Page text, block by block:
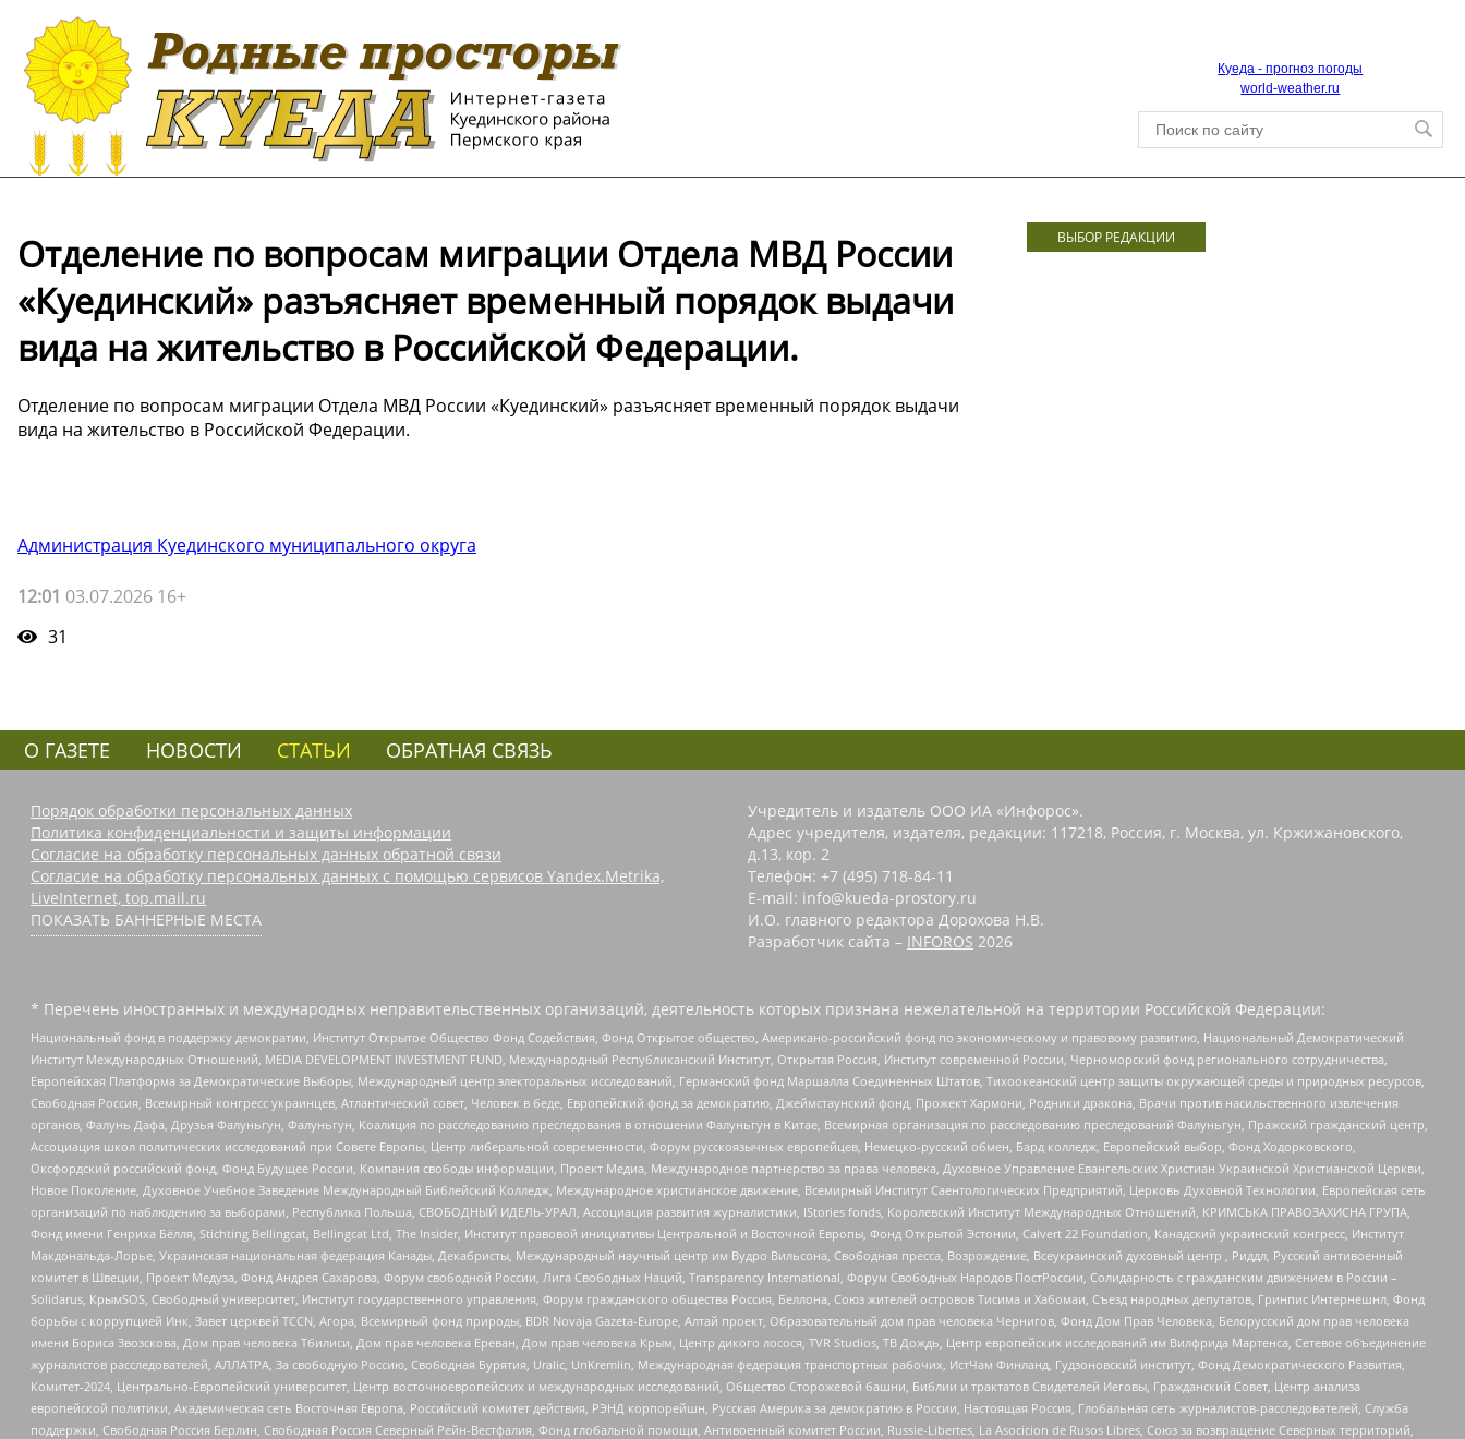
Куеда - прогноз погоды
world-weather.ru
Отделение по вопросам миграции Отдела МВД России
«Куединский» разъясняет временный порядок выдачи
вида на жительство в Российской Федерации.
Отделение по вопросам миграции Отдела МВД России «Куединский» разъясняет временный порядок выдачи
вида на жительство в Российской Федерации.
Администрация Куединского муниципального округа
12:01 03.07.2026 16+
31
ВЫБОР РЕДАКЦИИ
О ГАЗЕТЕ НОВОСТИ СТАТЬИ ОБРАТНАЯ СВЯЗЬ
Порядок обработки персональных данных
Политика конфиденциальности и защиты информации
Согласие на обработку персональных данных обратной связи
Согласие на обработку персональных данных с помощью сервисов Yandex.Metrika,
LiveInternet, top.mail.ru
ПОКАЗАТЬ БАННЕРНЫЕ МЕСТА
Учредитель и издатель ООО ИА «Инфорос».
Адрес учредителя, издателя, редакции: 117218, Россия, г. Москва, ул. Кржижановского,
д.13, кор. 2
Телефон: +7 (495) 718-84-11
E-mail: info@kueda-prostory.ru
И.О. главного редактора Дорохова Н.В.
Разработчик сайта – INFOROS 2026
* Перечень иностранных и международных неправительственных организаций, деятельность которых признана нежелательной на территории Российской Федерации:
Национальный фонд в поддержку демократии, Институт Открытое Общество Фонд Содействия, Фонд Открытое общество, Американо-российский фонд по экономическому и правовому развитию, Национальный Демократический
Институт Международных Отношений, MEDIA DEVELOPMENT INVESTMENT FUND, Международный Республиканский Институт, Открытая Россия, Институт современной России, Черноморский фонд регионального сотрудничества,
Европейская Платформа за Демократические Выборы, Международный центр электоральных исследований, Германский фонд Маршалла Соединенных Штатов, Тихоокеанский центр защиты окружающей среды и природных ресурсов,
Свободная Россия, Всемирный конгресс украинцев, Атлантический совет, Человек в беде, Европейский фонд за демократию, Джеймстаунский фонд, Прожект Хармони, Родники дракона, Врачи против насильственного извлечения
органов, Фалунь Дафа, Друзья Фалуньгун, Фалуньгун, Коалиция по расследованию преследования в отношении Фалуньгун в Китае, Всемирная организация по расследованию преследований Фалуньгун, Пражский гражданский центр,
Ассоциация школ политических исследований при Совете Европы, Центр либеральной современности, Форум русскоязычных европейцев, Немецко-русский обмен, Бард колледж, Европейский выбор, Фонд Ходорковского,
Оксфордский российский фонд, Фонд Будущее России, Компания свободы информации, Проект Медиа, Международное партнерство за права человека, Духовное Управление Евангельских Христиан Украинской Христианской Церкви,
Новое Поколение, Духовное Учебное Заведение Международный Библейский Колледж, Международное христианское движение, Всемирный Институт Саентологических Предприятий, Церковь Духовной Технологии, Европейская сеть
организаций по наблюдению за выборами, Республика Польша, СВОБОДНЫЙ ИДЕЛЬ-УРАЛ, Ассоциация развития журналистики, IStories fonds, Королевский Институт Международных Отношений, КРИМСЬКА ПРАВОЗАХИСНА ГРУПА,
Фонд имени Генриха Бёлля, Stichting Bellingcat, Bellingcat Ltd, The Insider, Институт правовой инициативы Центральной и Восточной Европы, Фонд Открытой Эстонии, Calvert 22 Foundation, Канадский украинский конгресс, Институт
Макдональда-Лорье, Украинская национальная федерация Канады, Декабристы, Международный научный центр им Вудро Вильсона, Свободная пресса, Возрождение, Всеукраинский духовный центр , Риддл, Русский антивоенный
комитет в Швеции, Проект Медуза, Фонд Андрея Сахарова, Форум свободной России, Лига Свободных Наций, Transparеncy International, Форум Свободных Народов ПостРоссии, Солидарность с гражданским движением в России –
Solidarus, КрымSOS, Свободный университет, Институт государственного управления, Форум гражданского общества Россия, Беллона, Союз жителей островов Тисима и Хабомаи, Съезд народных депутатов, Гринпис Интернешнл, Фонд
борьбы с коррупцией Инк, Завет церквей TCCN, Агора, Всемирный фонд природы, BDR Novaja Gazeta-Europe, Алтай проект, Образовательный дом прав человека Чернигов, Фонд Дом Прав Человека, Белорусский дом прав человека
имени Бориса Звозскова, Дом прав человека Тбилиси, Дом прав человека Ереван, Дом прав человека Крым, Центр дикого лосося, TVR Studios, ТВ Дождь, Центр европейских исследований им Вилфрида Мартенса, Сетевое объединение
журналистов расследователей, АЛЛАТРА, За свободную Россию, Свободная Бурятия, Uralic, UnKremlin, Международная федерация транспортных рабочих, ИстЧам Финланд, Гудзоновский институт, Фонд Демократического Развития,
Комитет-2024, Центрально-Европейский университет, Центр восточноевропейских и международных исследований, Общество Сторожевой башни, Библии и трактатов Свидетелей Иеговы, Гражданский Совет, Центр анализа
европейской политики, Академическая сеть Восточная Европа, Российский комитет действия, РЭНД корпорейшн, Русская Америка за демократию в России, Настоящая Россия, Глобальная сеть журналистов-расследователей, Служба
поддержки, Свободная Россия Берлин, Свободная Россия Северный Рейн-Вестфалия, Фонд глобальной помощи, Антивоенный комитет России, Russie-Libertes, La Asocicion de Rusos Libres, Союз за возвращение Северных территорий,